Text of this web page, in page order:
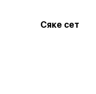
Сяке сет